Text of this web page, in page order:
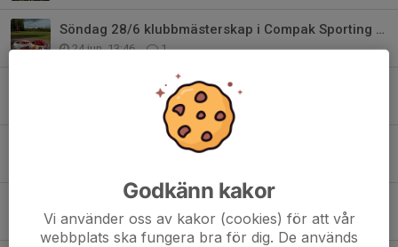
Söndag 28/6 klubbmästerskap i Compak Sporting och sommaravslutning 💥
24 jun, 13:46 1
Tibro jaktskytteklubbs första sportingtävling
0
Hitta hit Sportingtävling
10 jun, 12:56 0
Godkänn kakor
Vi använder oss av kakor (cookies) för att vår
webbplats ska fungera bra för dig. De används